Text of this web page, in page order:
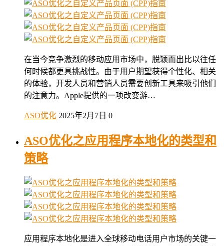
在当今竞争激烈的移动应用市场中，脱颖而出比以往任
何时候都更具挑战性。由于用户期望获得个性化、相关
的体验，开发人员和营销人员需要创新工具来吸引他们
的注意力。Apple提供的一项改变游…
ASO优化 2025年2月7日 0
ASO优化之应用程序本地化的类型和
策略
应用程序本地化是进入全球移动电话用户市场的关键一